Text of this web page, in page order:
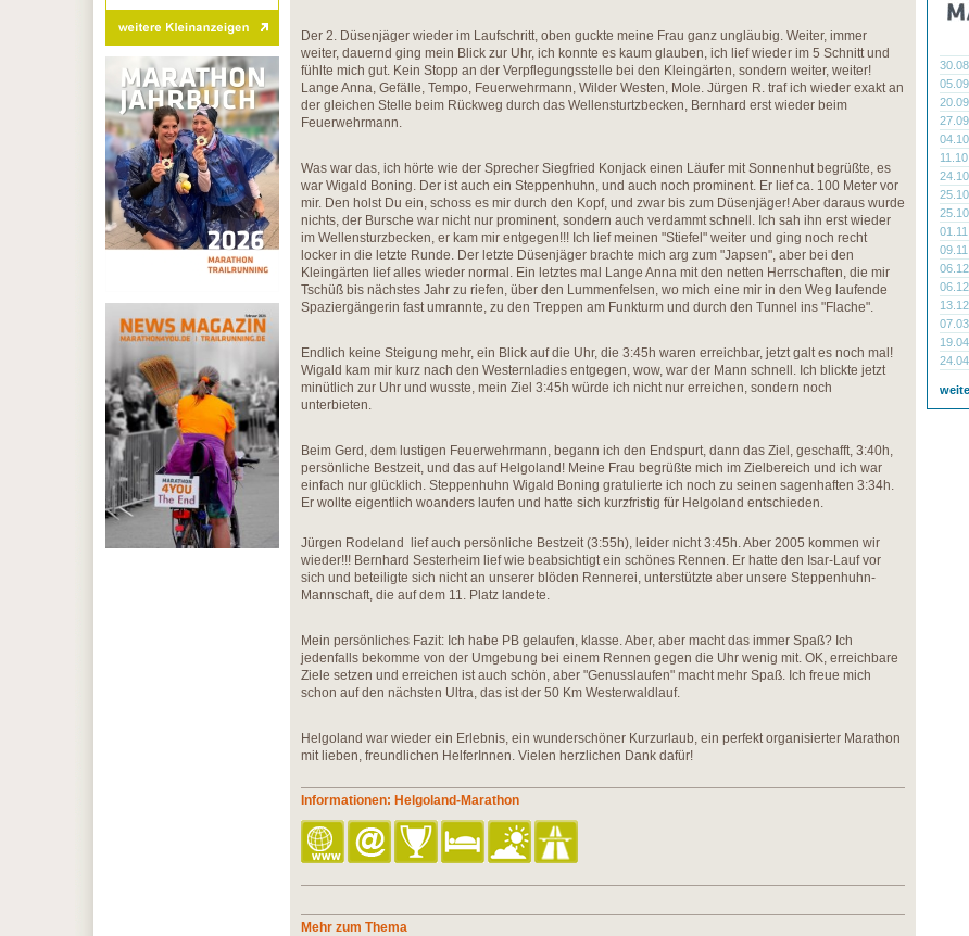
Der 2. Düsenjäger wieder im Laufschritt, oben guckte meine Frau ganz ungläubig. Weiter, immer
weiter, dauernd ging mein Blick zur Uhr, ich konnte es kaum glauben, ich lief wieder im 5 Schnitt und
fühlte mich gut. Kein Stopp an der Verpflegungsstelle bei den Kleingärten, sondern weiter, weiter!
Lange Anna, Gefälle, Tempo, Feuerwehrmann, Wilder Westen, Mole. Jürgen R. traf ich wieder exakt an
der gleichen Stelle beim Rückweg durch das Wellensturtzbecken, Bernhard erst wieder beim
Feuerwehrmann.
Was war das, ich hörte wie der Sprecher Siegfried Konjack einen Läufer mit Sonnenhut begrüßte, es
war Wigald Boning. Der ist auch ein Steppenhuhn, und auch noch prominent. Er lief ca. 100 Meter vor
mir. Den holst Du ein, schoss es mir durch den Kopf, und zwar bis zum Düsenjäger! Aber daraus wurde
nichts, der Bursche war nicht nur prominent, sondern auch verdammt schnell. Ich sah ihn erst wieder
im Wellensturzbecken, er kam mir entgegen!!! Ich lief meinen "Stiefel" weiter und ging noch recht
locker in die letzte Runde. Der letzte Düsenjäger brachte mich arg zum "Japsen", aber bei den
Kleingärten lief alles wieder normal. Ein letztes mal Lange Anna mit den netten Herrschaften, die mir
Tschüß bis nächstes Jahr zu riefen, über den Lummenfelsen, wo mich eine mir in den Weg laufende
Spaziergängerin fast umrannte, zu den Treppen am Funkturm und durch den Tunnel ins "Flache".
Endlich keine Steigung mehr, ein Blick auf die Uhr, die 3:45h waren erreichbar, jetzt galt es noch mal!
Wigald kam mir kurz nach den Westernladies entgegen, wow, war der Mann schnell. Ich blickte jetzt
minütlich zur Uhr und wusste, mein Ziel 3:45h würde ich nicht nur erreichen, sondern noch
unterbieten.
Beim Gerd, dem lustigen Feuerwehrmann, begann ich den Endspurt, dann das Ziel, geschafft, 3:40h,
persönliche Bestzeit, und das auf Helgoland! Meine Frau begrüßte mich im Zielbereich und ich war
einfach nur glücklich. Steppenhuhn Wigald Boning gratulierte ich noch zu seinen sagenhaften 3:34h.
Er wollte eigentlich woanders laufen und hatte sich kurzfristig für Helgoland entschieden.
Jürgen Rodeland lief auch persönliche Bestzeit (3:55h), leider nicht 3:45h. Aber 2005 kommen wir
wieder!!! Bernhard Sesterheim lief wie beabsichtigt ein schönes Rennen. Er hatte den Isar-Lauf vor
sich und beteiligte sich nicht an unserer blöden Rennerei, unterstützte aber unsere Steppenhuhn-
Mannschaft, die auf dem 11. Platz landete.
Mein persönliches Fazit: Ich habe PB gelaufen, klasse. Aber, aber macht das immer Spaß? Ich
jedenfalls bekomme von der Umgebung bei einem Rennen gegen die Uhr wenig mit. OK, erreichbare
Ziele setzen und erreichen ist auch schön, aber "Genusslaufen" macht mehr Spaß. Ich freue mich
schon auf den nächsten Ultra, das ist der 50 Km Westerwaldlauf.
Helgoland war wieder ein Erlebnis, ein wunderschöner Kurzurlaub, ein perfekt organisierter Marathon
mit lieben, freundlichen HelferInnen. Vielen herzlichen Dank dafür!
Informationen: Helgoland-Marathon
Mehr zum Thema